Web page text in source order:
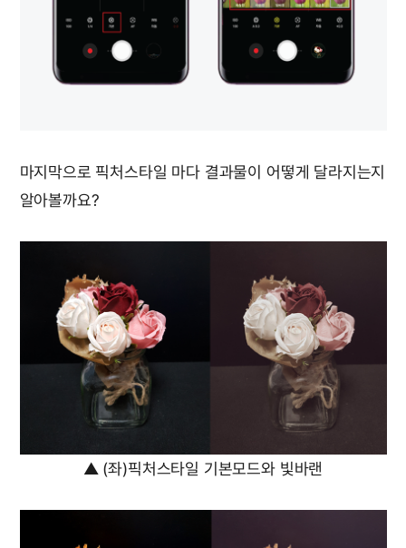
마지막으로 픽처스타일 마다 결과물이 어떻게 달라지는지
알아볼까요?
▲ (좌)픽처스타일 기본모드와 빛바랜